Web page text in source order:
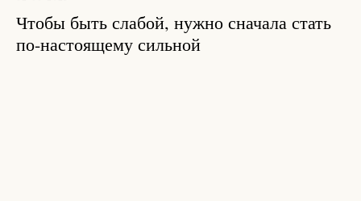
Чтобы быть слабой, нужно сначала стать
по-настоящему сильной